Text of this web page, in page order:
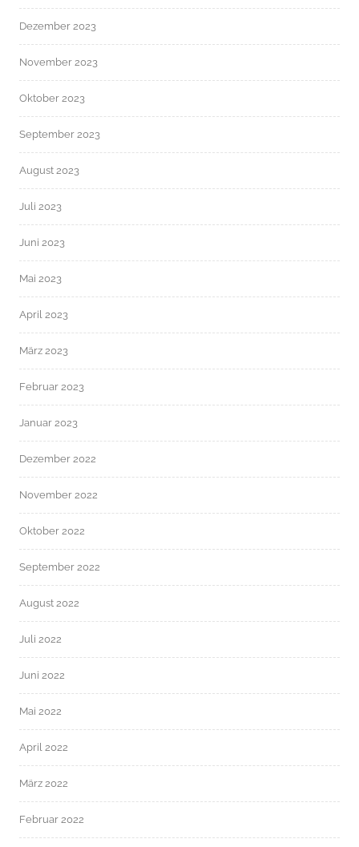
Dezember 2023
November 2023
Oktober 2023
September 2023
August 2023
Juli 2023
Juni 2023
Mai 2023
April 2023
März 2023
Februar 2023
Januar 2023
Dezember 2022
November 2022
Oktober 2022
September 2022
August 2022
Juli 2022
Juni 2022
Mai 2022
April 2022
März 2022
Februar 2022